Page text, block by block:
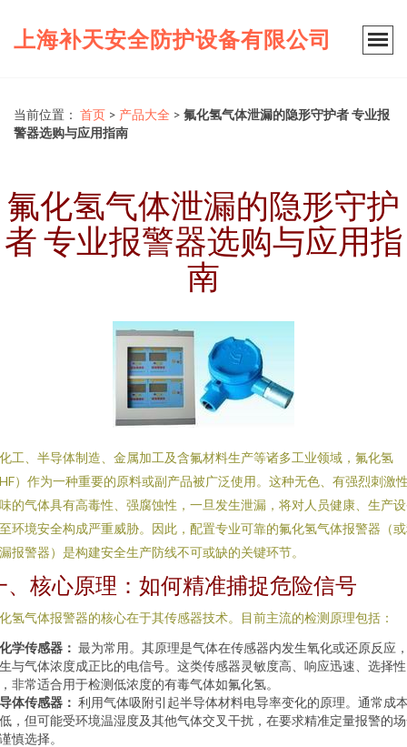
上海补天安全防护设备有限公司
当前位置： 首页 > 产品大全 > 氟化氢气体泄漏的隐形守护者 专业报
警器选购与应用指南
氟化氢气体泄漏的隐形守护
者 专业报警器选购与应用指
南
工、半导体制造、金属加工及含氟材料生产等诸多工业领域，氟化氢
）作为一种重要的原料或副产品被广泛使用。这种无色、有强烈刺激
的气体具有高毒性、强腐蚀性，一旦发生泄漏，将对人员健康、生产
环境安全构成严重威胁。因此，配置专业可靠的氟化氢气体报警器（
报警器）是构建安全生产防线不可或缺的关键环节。
、核心原理：如何精准捕捉危险信号
氢气体报警器的核心在于其传感器技术。目前主流的检测原理包括：
学传感器： 最为常用。其原理是气体在传感器内发生氧化或还原反应
与气体浓度成正比的电信号。这类传感器灵敏度高、响应迅速、选择性
非常适合用于检测低浓度的有毒气体如氟化氢。
体传感器： 利用气体吸附引起半导体材料电导率变化的原理。通常成
，但可能受环境温湿度及其他气体交叉干扰，在要求精准定量报警的
慎选择。